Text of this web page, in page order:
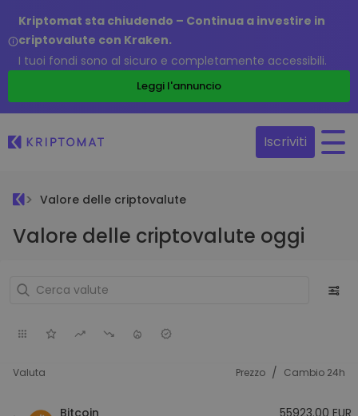
Kriptomat sta chiudendo – Continua a investire in
criptovalute con Kraken.
I tuoi fondi sono al sicuro e completamente accessibili.
Leggi l'annuncio
Iscriviti
Valore delle criptovalute
Valore delle criptovalute oggi
Valuta Prezzo / Cambio 24h
Bitcoin
55923.00 EUR